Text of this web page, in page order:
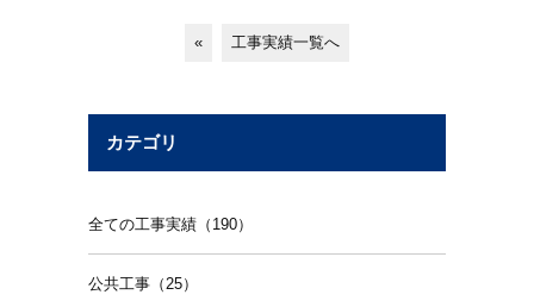
« 工事実績一覧へ
カテゴリ
全ての工事実績（190）
公共工事（25）